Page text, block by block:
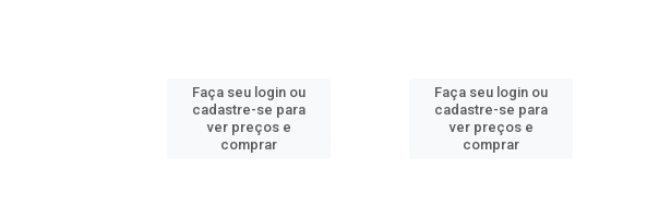
Faça seu login ou
cadastre-se para
ver preços e
comprar
Faça seu login ou
cadastre-se para
ver preços e
comprar